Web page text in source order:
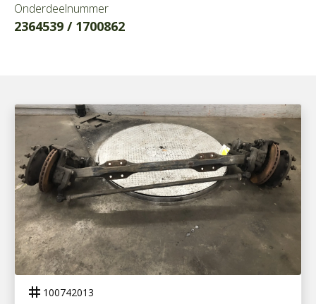
Onderdeelnummer
2364539 / 1700862
100742013
VOORAS 152-N COMPLEET
tag 100742013